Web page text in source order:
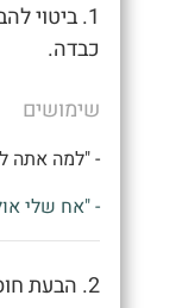
1. ביטוי
כבדה.
שימושים
- "למה אתה
- "אח שלי
2. הבעת חוסר זמינות.